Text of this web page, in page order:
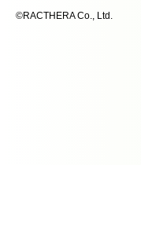
©RACTHERA Co., Ltd.